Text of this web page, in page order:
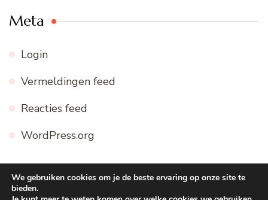
Meta
Login
Vermeldingen feed
Reacties feed
WordPress.org
We gebruiken cookies om je de beste ervaring op onze site te
bieden.